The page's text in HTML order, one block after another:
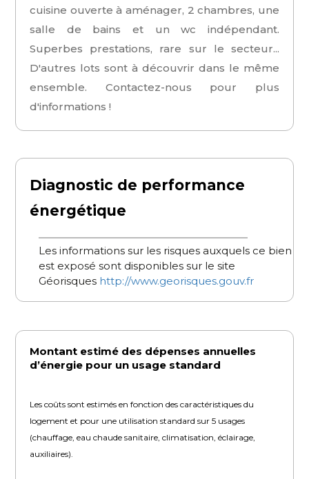
cuisine ouverte à aménager, 2 chambres, une
salle de bains et un wc indépendant.
Superbes prestations, rare sur le secteur...
D'autres lots sont à découvrir dans le même
ensemble. Contactez-nous pour plus
d'informations !
Diagnostic de performance
énergétique
Les informations sur les risques auxquels ce bien
est exposé sont disponibles sur le site
Géorisques http://www.georisques.gouv.fr
Montant estimé des dépenses annuelles
d’énergie pour un usage standard
Les coûts sont estimés en fonction des caractéristiques du
logement et pour une utilisation standard sur 5 usages
(chauffage, eau chaude sanitaire, climatisation, éclairage,
auxiliaires).